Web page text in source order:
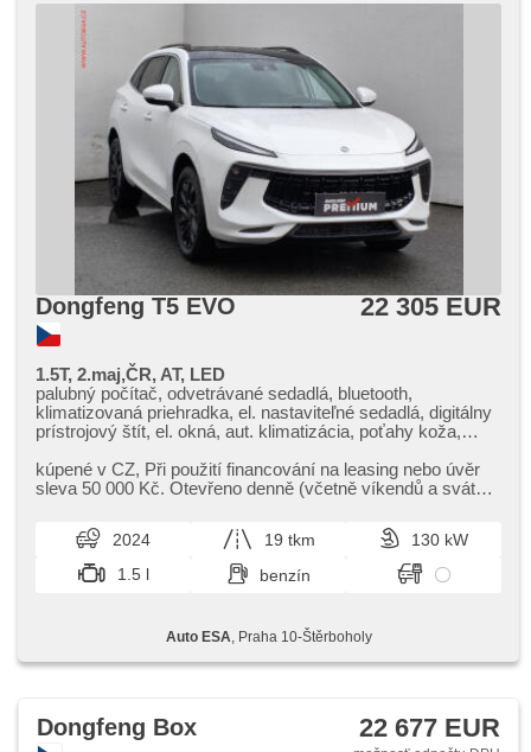
Dongfeng T5 EVO 22 305 EUR
1.5T, 2.maj,ČR, AT, LED
palubný počítač, odvetrávané sedadlá, bluetooth,
klimatizovaná priehradka, el. nastaviteľné sedadlá, digitálny
prístrojový štít, el. okná, aut. klimatizácia, poťahy koža,
multifunkčný volant, aut. prevodovka, tónované sklá, el.
vieko zavazadlového priestora, denné svietenie, voľba
zrkadlá, posilňovač riadenia, centrál diaľkový, stabilizácia
podvozka (ESP), senzor stieračov, zadné svetlá LED,
predné svetlá LED, ABS, protiprešmykový systém kolies
(ASR), parkovacie senzory zadné, isofix, parkovacia
kúpené v CZ,​ Při použití financování na leasing nebo úvěr
sleva 50 000 Kč. Otevřeno denně (včetně víkendů a svátků)
2024 19 tkm
130 kW
1.5 l
benzín
Auto ESA , Praha 10-Štěrboholy
Dongfeng Box 22 677 EUR